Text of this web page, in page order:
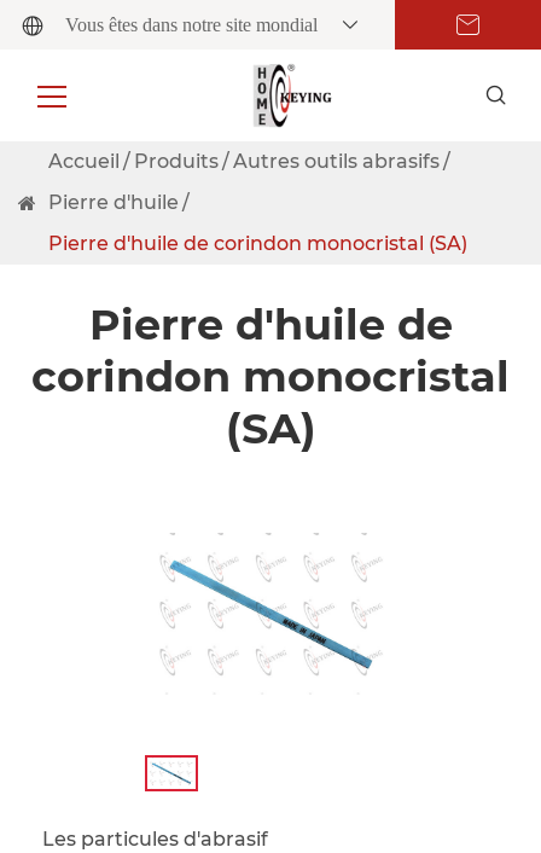
Vous êtes dans notre site mondial
Accueil Produits
Autres outils abrasifs
Pierre d'huile
Pierre d'huile de corindon monocristal (SA)
Pierre d'huile de
corindon monocristal
(SA)
Les particules d'abrasif